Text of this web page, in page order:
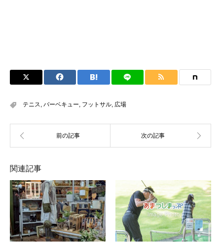
テニス バーベキュー フットサル 広場
関連記事